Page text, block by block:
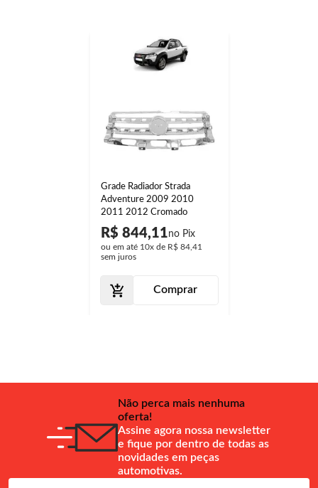
Grade Radiador Strada
Adventure 2009 2010
2011 2012 Cromado
R$ 844,11
ou em até 10xde R$ 84,41
sem juros
Comprar
Não perca mais nenhuma
oferta!
Assine agora nossa newsletter
e fique por dentro de todas as
novidades em peças
automotivas.